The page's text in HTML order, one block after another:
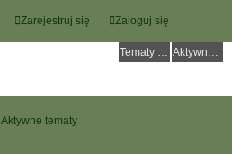
Zaloguj się
Zarejestruj się
Tematy bez odpowiedzi Aktywne tematy
Aktywne tematy